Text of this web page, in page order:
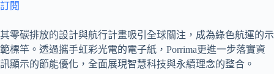
訂閱
其零碳排放的設計與航行計畫吸引全球關注，成為綠色航運的示
範標竿。透過攜手虹彩光電的電子紙，Porrima更進一步落實資
訊顯示的節能優化，全面展現智慧科技與永續理念的整合。